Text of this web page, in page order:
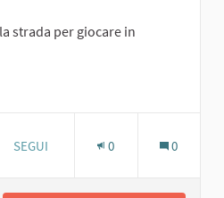
strada per giocare in
3 SOSTENITORI
SEGUI 0 0